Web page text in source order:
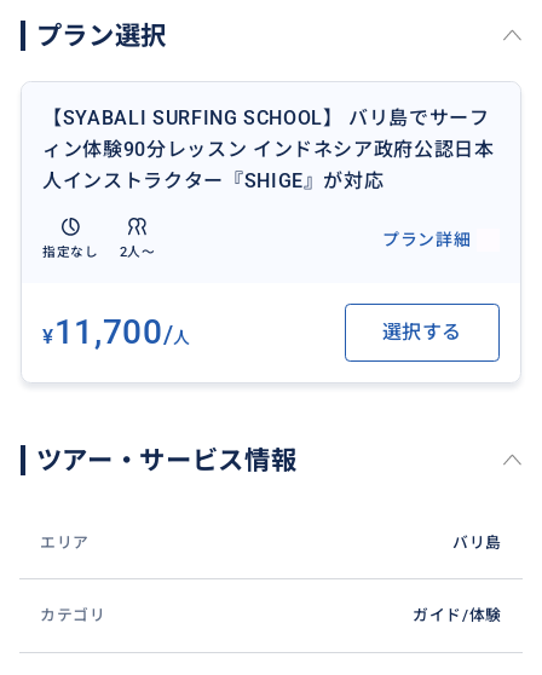
もちろん、『波に乗るイメージ』をしっかりつけてか
ら海に入ります。
おすすめ
プラン選択
【SYABALI SURFING SCHOOL】 バリ島でサーフ
ィン体験90分レッスン インドネシア政府公認日本
人インストラクター『SHIGE』が対応
指定なし 2人〜
プラン詳細
¥11,700/人 選択する
ツアー・サービス情報
エリア バリ島
カテゴリ ガイド/体験